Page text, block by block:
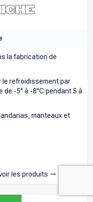
la fabrication de
le refroidissement par
-5° à -8°C pendant 5 à
manteaux et
les produits trending_flat